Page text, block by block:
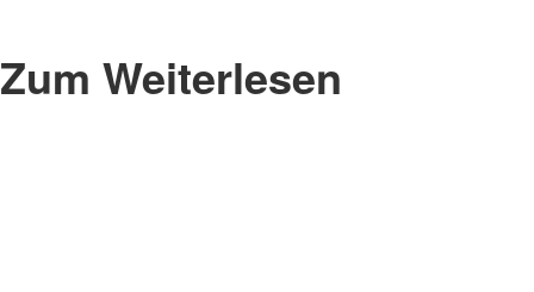
Zum Weiterlesen